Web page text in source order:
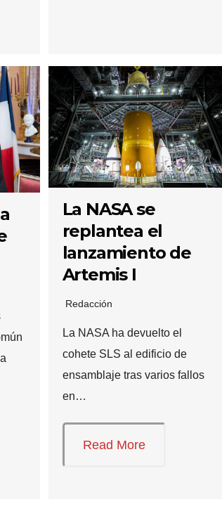
La NASA se
replantea el
lanzamiento de
Artemis I
Redacción
La NASA ha devuelto el
cohete SLS al edificio de
ensamblaje tras varios fallos
en…
Read More